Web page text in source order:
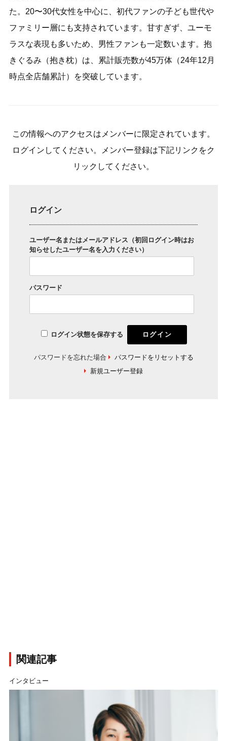
た。20〜30代女性を中心に、初代ファンの子ども世代や
ファミリー層にも支持されています。甘すぎず、ユーモ
ラスな表現も多いため、男性ファンも一定数います。抱
きぐるみ（抱き枕）は、累計販売数が45万体（24年12月
時点全店舗累計）を突破しています。
この情報へのアクセスはメンバーに限定されています。
ログインしてください。メンバー登録は下記リンクをク
リックしてください。
ログイン
ユーザー名またはメールアドレス（初回ログイン時はお
知らせしたユーザー名を入力ください）
パスワード
ログイン状態を保存する
パスワードを忘れた場合
パスワードをリセットする
新規ユーザー登録
関連記事
インタビュー